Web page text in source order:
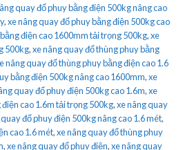
quay đổ phuy bằng điện 500kg nâng cao
,xe nâng quay đổ phuy bằng điện 500kg cao
điện cao 1600mm tải trọng 500kg,xe
500kg,xe nâng quay đổ thùng phuy bằng
nâng quay đổ thùng phuy bằng điện cao 1.6
bằng điện 500kg nâng cao 1600mm,xe
quay đổ phuy điện 500kg cao 1.6m,xe
cao 1.6m tải trọng 500kg,xe nâng quay
đổ phuy điện 500kg nâng cao 1.6 mét,
cao 1.6 mét,xe nâng quay đổ thùng phuy
,xe nâng quay đổ phuy điện,xe nâng quay